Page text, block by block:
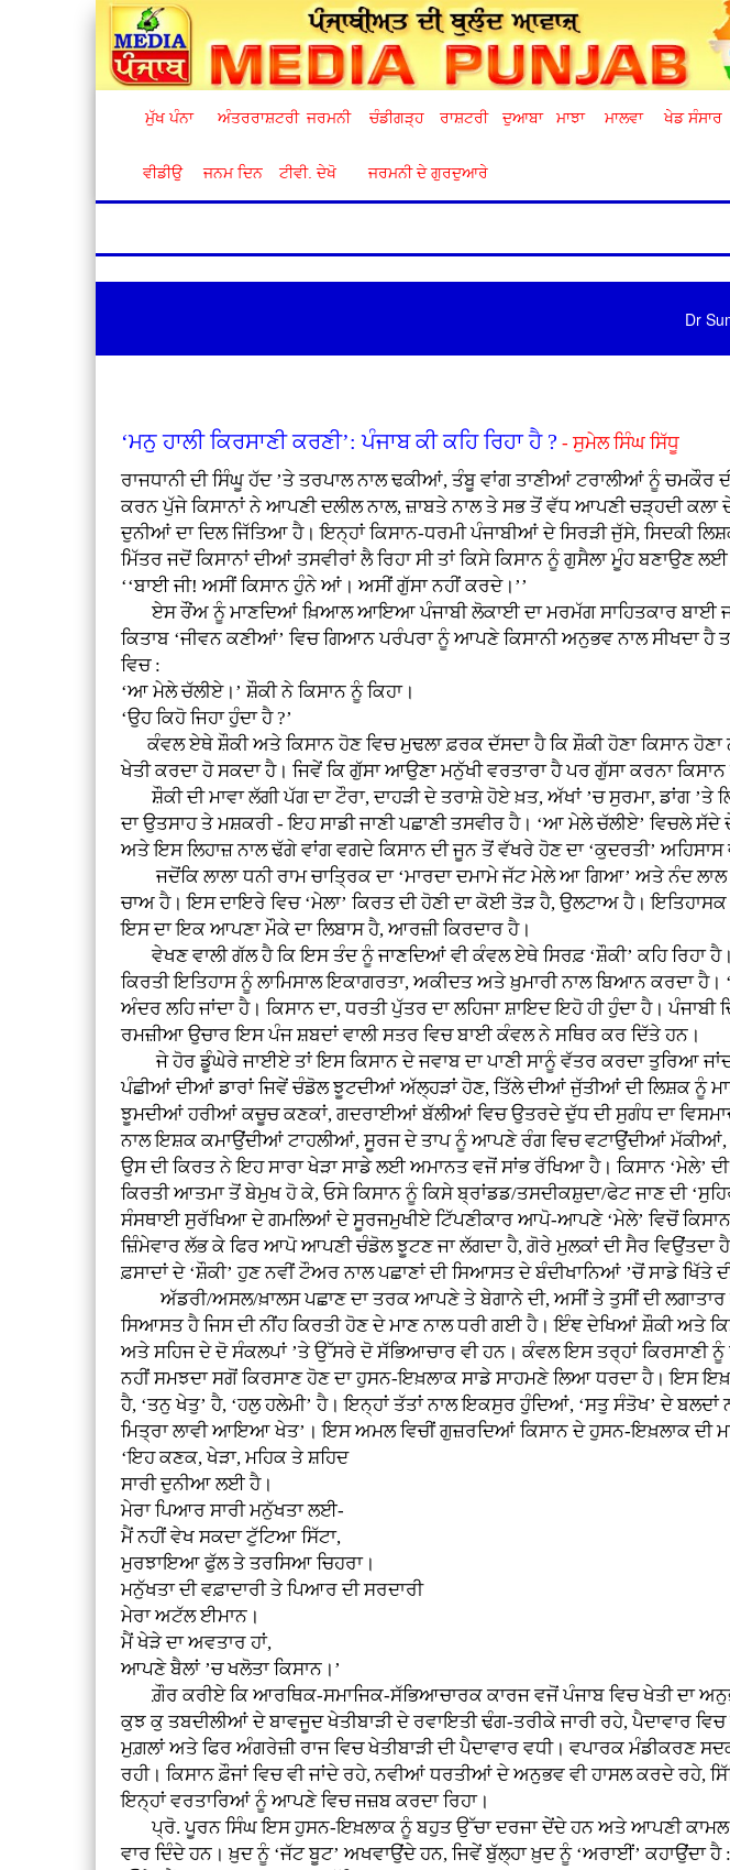
ਮੁੱਖ ਪੰਨਾ ਅੰਤਰਰਾਸ਼ਟਰੀ ਜਰਮਨੀ ਚੰਡੀਗੜ੍ਹ ਰਾਸ਼ਟਰੀ ਦੁਆਬਾ ਮਾਝਾ ਮਾਲਵਾ ਖੇਡ ਸੰਸਾਰ
ਵੀਡੀਉ ਜਨਮ ਦਿਨ ਟੀਵੀ. ਦੇਖੋ ਜਰਮਨੀ ਦੇ ਗੁਰਦੁਆਰੇ
Dr
‘ਮਨੁ ਹਾਲੀ ਕਿਰਸਾਣੀ ਕਰਣੀ’: ਪੰਜਾਬ ਕੀ ਕਹਿ ਰਿਹਾ ਹੈ ? - ਸੁਮੇਲ ਸਿੰਘ ਸਿੱਧੂ
ਰਾਜਧਾਨੀ ਦੀ ਸਿੰਘੂ ਹੱਦ ’ਤੇ ਤਰਪਾਲ ਨਾਲ ਢਕੀਆਂ, ਤੰਬੂ ਵਾਂਗ ਤਾਣੀਆਂ ਟਰਾਲੀਆਂ ਨੂੰ ਚਮਕੌਰ
ਕਰਨ ਪੁੱਜੇ ਕਿਸਾਨਾਂ ਨੇ ਆਪਣੀ ਦਲੀਲ ਨਾਲ, ਜ਼ਾਬਤੇ ਨਾਲ ਤੇ ਸਭ ਤੋਂ ਵੱਧ ਆਪਣੀ ਚੜ੍ਹਦੀ ਕਲਾ
ਦੁਨੀਆਂ ਦਾ ਦਿਲ ਜਿੱਤਿਆ ਹੈ। ਇਨ੍ਹਾਂ ਕਿਸਾਨ-ਧਰਮੀ ਪੰਜਾਬੀਆਂ ਦੇ ਸਿਰੜੀ ਜੁੱਸੇ, ਸਿਦਕੀ
ਮਿੱਤਰ ਜਦੋਂ ਕਿਸਾਨਾਂ ਦੀਆਂ ਤਸਵੀਰਾਂ ਲੈ ਰਿਹਾ ਸੀ ਤਾਂ ਕਿਸੇ ਕਿਸਾਨ ਨੂੰ ਗੁਸੈਲਾ ਮੂੰਹ ਬਣਾਉਣ
‘‘ਬਾਈ ਜੀ! ਅਸੀਂ ਕਿਸਾਨ ਹੁੰਨੇ ਆਂ। ਅਸੀਂ ਗੁੱਸਾ ਨਹੀਂ ਕਰਦੇ।’’
ਏਸ ਰੌਂਅ ਨੂੰ ਮਾਣਦਿਆਂ ਖ਼ਿਆਲ ਆਇਆ ਪੰਜਾਬੀ ਲੋਕਾਈ ਦਾ ਮਰਮੱਗ ਸਾਹਿਤਕਾਰ ਬਾਈ
ਕਿਤਾਬ ‘ਜੀਵਨ ਕਣੀਆਂ’ ਵਿਚ ਗਿਆਨ ਪਰੰਪਰਾ ਨੂੰ ਆਪਣੇ ਕਿਸਾਨੀ ਅਨੁਭਵ ਨਾਲ ਸੀਖਦਾ ਹੈ
ਵਿਚ :
‘ਆ ਮੇਲੇ ਚੱਲੀਏ।’ ਸ਼ੌਕੀ ਨੇ ਕਿਸਾਨ ਨੂੰ ਕਿਹਾ।
‘ਉਹ ਕਿਹੋ ਜਿਹਾ ਹੁੰਦਾ ਹੈ ?’
ਕੰਵਲ ਏਥੇ ਸ਼ੌਕੀ ਅਤੇ ਕਿਸਾਨ ਹੋਣ ਵਿਚ ਮੁਢਲਾ ਫ਼ਰਕ ਦੱਸਦਾ ਹੈ ਕਿ ਸ਼ੌਕੀ ਹੋਣਾ ਕਿਸਾਨ ਹੋਣਾ
ਖੇਤੀ ਕਰਦਾ ਹੋ ਸਕਦਾ ਹੈ। ਜਿਵੇਂ ਕਿ ਗੁੱਸਾ ਆਉਣਾ ਮਨੁੱਖੀ ਵਰਤਾਰਾ ਹੈ ਪਰ ਗੁੱਸਾ ਕਰਨਾ
ਸ਼ੌਕੀ ਦੀ ਮਾਵਾ ਲੱਗੀ ਪੱਗ ਦਾ ਟੌਰਾ, ਦਾਹੜੀ ਦੇ ਤਰਾਸ਼ੇ ਹੋਏ ਖ਼ਤ, ਅੱਖਾਂ ’ਚ ਸੁਰਮਾ, ਡਾਂਗ
ਦਾ ਉਤਸਾਹ ਤੇ ਮਸ਼ਕਰੀ - ਇਹ ਸਾਡੀ ਜਾਣੀ ਪਛਾਣੀ ਤਸਵੀਰ ਹੈ। ‘ਆ ਮੇਲੇ ਚੱਲੀਏ’ ਵਿਚਲੇ
ਅਤੇ ਇਸ ਲਿਹਾਜ਼ ਨਾਲ ਢੱਗੇ ਵਾਂਗ ਵਗਦੇ ਕਿਸਾਨ ਦੀ ਜੂਨ ਤੋਂ ਵੱਖਰੇ ਹੋਣ ਦਾ ‘ਕੁਦਰਤੀ’ ਅਹਿਸਾਸ
ਜਦੋਂਕਿ ਲਾਲਾ ਧਨੀ ਰਾਮ ਚਾਤ੍ਰਿਕ ਦਾ ‘ਮਾਰਦਾ ਦਮਾਮੇ ਜੱਟ ਮੇਲੇ ਆ ਗਿਆ’ ਅਤੇ ਨੰਦ ਲਾਲ
ਚਾਅ ਹੈ। ਇਸ ਦਾਇਰੇ ਵਿਚ ‘ਮੇਲਾ’ ਕਿਰਤ ਦੀ ਹੋਣੀ ਦਾ ਕੋਈ ਤੋੜ ਹੈ, ਉਲਟਾਅ ਹੈ।
ਇਸ ਦਾ ਇਕ ਆਪਣਾ ਮੌਕੇ ਦਾ ਲਿਬਾਸ ਹੈ, ਆਰਜ਼ੀ ਕਿਰਦਾਰ ਹੈ।
ਵੇਖਣ ਵਾਲੀ ਗੱਲ ਹੈ ਕਿ ਇਸ ਤੰਦ ਨੂੰ ਜਾਣਦਿਆਂ ਵੀ ਕੰਵਲ ਏਥੇ ਸਿਰਫ਼ ‘ਸ਼ੌਕੀ’ ਕਹਿ ਰਿਹਾ
ਕਿਰਤੀ ਇਤਿਹਾਸ ਨੂੰ ਲਾਮਿਸਾਲ ਇਕਾਗਰਤਾ, ਅਕੀਦਤ ਅਤੇ ਖ਼ੁਮਾਰੀ ਨਾਲ ਬਿਆਨ ਕਰਦਾ ਹੈ।
ਅੰਦਰ ਲਹਿ ਜਾਂਦਾ ਹੈ। ਕਿਸਾਨ ਦਾ, ਧਰਤੀ ਪੁੱਤਰ ਦਾ ਲਹਿਜਾ ਸ਼ਾਇਦ ਇਹੋ ਹੀ ਹੁੰਦਾ ਹੈ।
ਰਮਜ਼ੀਆ ਉਚਾਰ ਇਸ ਪੰਜ ਸ਼ਬਦਾਂ ਵਾਲੀ ਸਤਰ ਵਿਚ ਬਾਈ ਕੰਵਲ ਨੇ ਸਥਿਰ ਕਰ ਦਿੱਤੇ ਹਨ।
ਜੇ ਹੋਰ ਡੂੰਘੇਰੇ ਜਾਈਏ ਤਾਂ ਇਸ ਕਿਸਾਨ ਦੇ ਜਵਾਬ ਦਾ ਪਾਣੀ ਸਾਨੂੰ ਵੱਤਰ ਕਰਦਾ ਤੁਰਿਆ
ਪੰਛੀਆਂ ਦੀਆਂ ਡਾਰਾਂ ਜਿਵੇਂ ਚੰਡੋਲ ਝੂਟਦੀਆਂ ਅੱਲ੍ਹੜਾਂ ਹੋਣ, ਤਿੱਲੇ ਦੀਆਂ ਜੁੱਤੀਆਂ ਦੀ ਲਿਸ਼ਕ ਨੂੰ
ਝੂਮਦੀਆਂ ਹਰੀਆਂ ਕਚੂਚ ਕਣਕਾਂ, ਗਦਰਾਈਆਂ ਬੱਲੀਆਂ ਵਿਚ ਉਤਰਦੇ ਦੁੱਧ ਦੀ ਸੁਗੰਧ ਦਾ
ਨਾਲ ਇਸ਼ਕ ਕਮਾਉਂਦੀਆਂ ਟਾਹਲੀਆਂ, ਸੂਰਜ ਦੇ ਤਾਪ ਨੂੰ ਆਪਣੇ ਰੰਗ ਵਿਚ ਵਟਾਉਂਦੀਆਂ ਮੱਕੀਆਂ,
ਉਸ ਦੀ ਕਿਰਤ ਨੇ ਇਹ ਸਾਰਾ ਖੇੜਾ ਸਾਡੇ ਲਈ ਅਮਾਨਤ ਵਜੋਂ ਸਾਂਭ ਰੱਖਿਆ ਹੈ। ਕਿਸਾਨ ‘ਮੇਲੇ’
ਕਿਰਤੀ ਆਤਮਾ ਤੋਂ ਬੇਮੁਖ ਹੋ ਕੇ, ਓਸੇ ਕਿਸਾਨ ਨੂੰ ਕਿਸੇ ਬ੍ਰਾਂਡਡ/ਤਸਦੀਕਸ਼ੁਦਾ/ਫੇਟ ਜਾਣ ਦੀ
ਸੰਸਥਾਈ ਸੁਰੱਖਿਆ ਦੇ ਗਮਲਿਆਂ ਦੇ ਸੂਰਜਮੁਖੀਏ ਟਿੱਪਣੀਕਾਰ ਆਪੋ-ਆਪਣੇ ‘ਮੇਲੇ’ ਵਿਚੋਂ
ਜ਼ਿੰਮੇਵਾਰ ਲੱਭ ਕੇ ਫਿਰ ਆਪੋ ਆਪਣੀ ਚੰਡੋਲ ਝੂਟਣ ਜਾ ਲੱਗਦਾ ਹੈ, ਗੋਰੇ ਮੁਲਕਾਂ ਦੀ ਸੈਰ
ਫ਼ਸਾਦਾਂ ਦੇ ‘ਸ਼ੌਕੀ’ ਹੁਣ ਨਵੀਂ ਟੌਅਰ ਨਾਲ ਪਛਾਣਾਂ ਦੀ ਸਿਆਸਤ ਦੇ ਬੰਦੀਖਾਨਿਆਂ ’ਚੋਂ ਸਾਡੇ
ਅੱਡਰੀ/ਅਸਲ/ਖ਼ਾਲਸ ਪਛਾਣ ਦਾ ਤਰਕ ਆਪਣੇ ਤੇ ਬੇਗਾਨੇ ਦੀ, ਅਸੀਂ ਤੇ ਤੁਸੀਂ ਦੀ ਲਗਾਤਾਰ
ਸਿਆਸਤ ਹੈ ਜਿਸ ਦੀ ਨੀਂਹ ਕਿਰਤੀ ਹੋਣ ਦੇ ਮਾਣ ਨਾਲ ਧਰੀ ਗਈ ਹੈ। ਇੰਞ ਦੇਖਿਆਂ ਸ਼ੌਕੀ ਅਤੇ
ਅਤੇ ਸਹਿਜ ਦੇ ਦੋ ਸੰਕਲਪਾਂ ’ਤੇ ਉੱਸਰੇ ਦੋ ਸੱਭਿਆਚਾਰ ਵੀ ਹਨ। ਕੰਵਲ ਇਸ ਤਰ੍ਹਾਂ ਕਿਰਸਾਣੀ
ਨਹੀਂ ਸਮਝਦਾ ਸਗੋਂ ਕਿਰਸਾਣ ਹੋਣ ਦਾ ਹੁਸਨ-ਇਖ਼ਲਾਕ ਸਾਡੇ ਸਾਹਮਣੇ ਲਿਆ ਧਰਦਾ ਹੈ। ਇਸ
ਹੈ, ‘ਤਨੁ ਖੇਤੁ’ ਹੈ, ‘ਹਲੁ ਹਲੇਮੀ’ ਹੈ। ਇਨ੍ਹਾਂ ਤੱਤਾਂ ਨਾਲ ਇਕਸੁਰ ਹੁੰਦਿਆਂ, ‘ਸਤੁ ਸੰਤੋਖ’ ਦੇ
ਮਿਤ੍ਰਾ ਲਾਵੀ ਆਇਆ ਖੇਤ’। ਇਸ ਅਮਲ ਵਿਚੀਂ ਗੁਜ਼ਰਦਿਆਂ ਕਿਸਾਨ ਦੇ ਹੁਸਨ-ਇਖ਼ਲਾਕ ਦੀ
‘ਇਹ ਕਣਕ, ਖੇੜਾ, ਮਹਿਕ ਤੇ ਸ਼ਹਿਦ
ਸਾਰੀ ਦੁਨੀਆ ਲਈ ਹੈ।
ਮੇਰਾ ਪਿਆਰ ਸਾਰੀ ਮਨੁੱਖਤਾ ਲਈ-
ਮੈਂ ਨਹੀਂ ਵੇਖ ਸਕਦਾ ਟੁੱਟਿਆ ਸਿੱਟਾ,
ਮੁਰਝਾਇਆ ਫੁੱਲ ਤੇ ਤਰਸਿਆ ਚਿਹਰਾ।
ਮਨੁੱਖਤਾ ਦੀ ਵਫ਼ਾਦਾਰੀ ਤੇ ਪਿਆਰ ਦੀ ਸਰਦਾਰੀ
ਮੇਰਾ ਅਟੱਲ ਈਮਾਨ।
ਮੈਂ ਖੇੜੇ ਦਾ ਅਵਤਾਰ ਹਾਂ,
ਆਪਣੇ ਬੈਲਾਂ ’ਚ ਖਲੋਤਾ ਕਿਸਾਨ।’
ਗ਼ੌਰ ਕਰੀਏ ਕਿ ਆਰਥਿਕ-ਸਮਾਜਿਕ-ਸੱਭਿਆਚਾਰਕ ਕਾਰਜ ਵਜੋਂ ਪੰਜਾਬ ਵਿਚ ਖੇਤੀ ਦਾ
ਕੁਝ ਕੁ ਤਬਦੀਲੀਆਂ ਦੇ ਬਾਵਜੂਦ ਖੇਤੀਬਾੜੀ ਦੇ ਰਵਾਇਤੀ ਢੰਗ-ਤਰੀਕੇ ਜਾਰੀ ਰਹੇ, ਪੈਦਾਵਾਰ
ਮੁਗ਼ਲਾਂ ਅਤੇ ਫਿਰ ਅੰਗਰੇਜ਼ੀ ਰਾਜ ਵਿਚ ਖੇਤੀਬਾੜੀ ਦੀ ਪੈਦਾਵਾਰ ਵਧੀ। ਵਪਾਰਕ ਮੰਡੀਕਰਣ
ਰਹੀ। ਕਿਸਾਨ ਫ਼ੌਜਾਂ ਵਿਚ ਵੀ ਜਾਂਦੇ ਰਹੇ, ਨਵੀਆਂ ਧਰਤੀਆਂ ਦੇ ਅਨੁਭਵ ਵੀ ਹਾਸਲ ਕਰਦੇ ਰਹੇ,
ਇਨ੍ਹਾਂ ਵਰਤਾਰਿਆਂ ਨੂੰ ਆਪਣੇ ਵਿਚ ਜਜ਼ਬ ਕਰਦਾ ਰਿਹਾ।
ਪ੍ਰੋ. ਪੂਰਨ ਸਿੰਘ ਇਸ ਹੁਸਨ-ਇਖ਼ਲਾਕ ਨੂੰ ਬਹੁਤ ਉੱਚਾ ਦਰਜਾ ਦੇਂਦੇ ਹਨ ਅਤੇ ਆਪਣੀ ਕਾਮਲ
ਵਾਰ ਦਿੰਦੇ ਹਨ। ਖ਼ੁਦ ਨੂੰ ‘ਜੱਟ ਬੂਟ’ ਅਖਵਾਉਂਦੇ ਹਨ, ਜਿਵੇਂ ਬੁੱਲ੍ਹਾ ਖ਼ੁਦ ਨੂੰ ‘ਅਰਾਈਂ’ ਕਹਾਉਂਦਾ ਹੈ :